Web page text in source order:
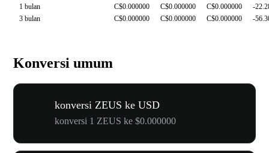
1 bulan
C$0.000000 C$0.000000 C$0.000000
-
3 bulan
C$0.000000 C$0.000000 C$0.000000 -
Konversi umum
konversi ZEUS ke USD
konversi 1 ZEUS ke $0.000000